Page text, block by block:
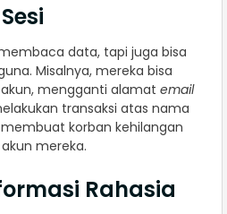
data, tapi juga bisa
Misalnya, mereka bisa
mengganti alamat email
transaksi atas nama
korban kehilangan
mereka.
Rahasia